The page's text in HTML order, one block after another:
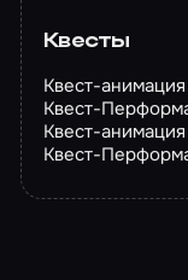
Квесты
Квест-
Квест-
Квест-
Квест-